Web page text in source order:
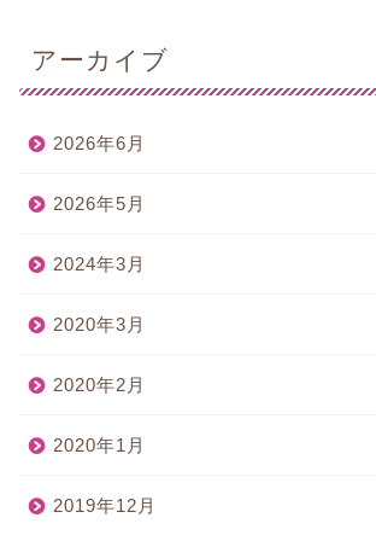
アーカイブ
2026年6月
2026年5月
2024年3月
2020年3月
2020年2月
2020年1月
2019年12月